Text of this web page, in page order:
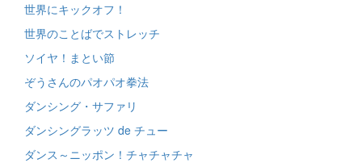
世界にキックオフ！
世界のことばでストレッチ
ソイヤ！まとい節
ぞうさんのパオパオ拳法
ダンシング・サファリ
ダンシングラッツ de チュー
ダンス～ニッポン！チャチャチャ